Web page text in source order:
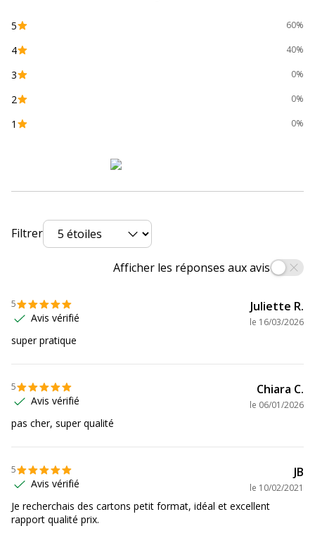
Profondeur interieur
Profondeur
5 60%
4 40%
3 0%
2 0%
1 0%
Filtrer
Afficher les réponses aux avis
5
Avis vérifié
Juliette R.
le 16/03/2026
super pratique
5
Avis vérifié
Chiara C.
le 06/01/2026
pas cher, super qualité
5
Avis vérifié
JB
le 10/02/2021
Je recherchais des cartons petit format, idéal et excellent
rapport qualité prix.